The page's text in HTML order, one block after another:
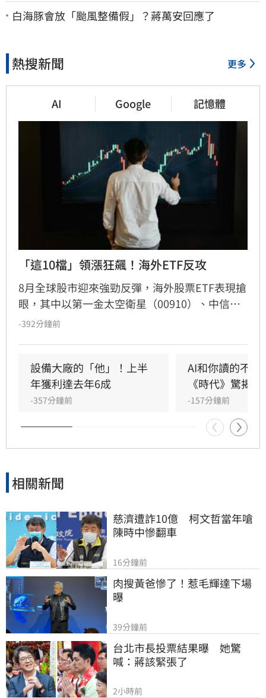
白海豚會放「颱風整備假」？蔣萬安回應了
熱搜新聞 更多
AI Google 記憶體
「這10檔」領漲狂飆！海外ETF反攻
8月全球股市迎來強勁反彈，海外股票ETF表現搶
眼，其中以第一金太空衛星（00910）、中信日
本半導體（00954）及台新日本半導體
商機，加上七月跌深後的補漲效應。法人表示，
太空衛星與半導體產業具高波動特性，且月底面
臨指數權重調整，建議投資人避免盲目追高，應
採取定期定額或逢回檔分批佈局策略，長線布局
具潛力的科技前瞻產業，以在震盪行情中穩健勝
出。
-392分鐘前
設備大廠的「他」！上半
年獲利達去年6成
-357分鐘前
AI和你讀的不同
《時代》驚揭1
-157分鐘前
相關新聞
慈濟遭詐10億　柯文哲當年嗆
陳時中慘翻車
16分鐘前
肉搜黃爸慘了！惹毛輝達下場
曝
39分鐘前
台北市長投票結果曝　她驚
喊：蔣該緊張了
2小時前